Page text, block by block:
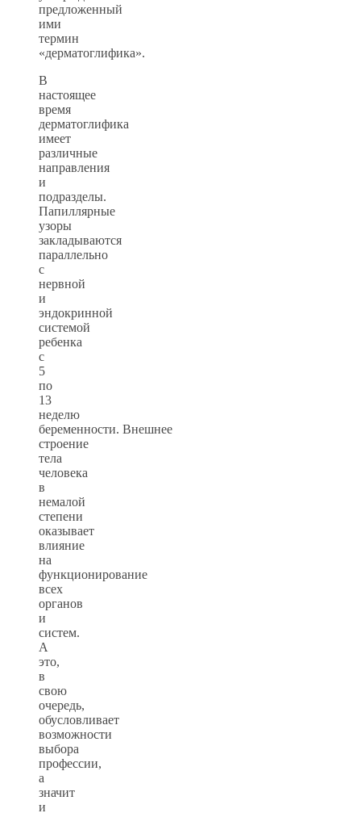
предложенный
ими
термин
«дерматоглифика».
В
настоящее
время
дерматоглифика
имеет
различные
направления
и
подразделы.
Папиллярные
узоры
закладываются
параллельно
с
нервной
и
эндокринной
системой
ребенка
с
5
по
13
неделю
беременности. Внешнее
строение
тела
человека
в
немалой
степени
оказывает
влияние
на
функционирование
всех
органов
и
систем.
А
это,
в
свою
очередь,
обусловливает
возможности
выбора
профессии,
а
значит
и